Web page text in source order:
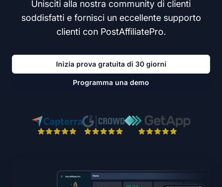
Unisciti alla nostra community di clienti
soddisfatti e fornisci un eccellente supporto
clienti con PostAffiliatePro.
Inizia prova gratuita di 30 giorni
Programma una demo